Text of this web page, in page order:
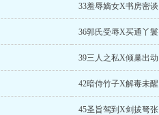
33羞辱嫡女X书房密谈
36郭氏受辱X买通丫鬟
39三人之私X倾巢出动
42暗侍竹子X解毒未醒
45圣旨驾到X剑拔弩张